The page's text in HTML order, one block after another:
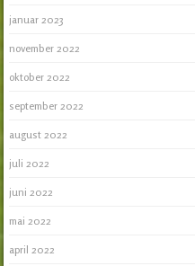
januar 2023
november 2022
oktober 2022
september 2022
august 2022
juli 2022
juni 2022
mai 2022
april 2022